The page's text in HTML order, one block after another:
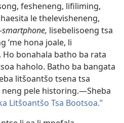
fesheneng, lifiliming,
le thelevisheneng,
smartphone, lisebelisoeng tsa
’me hona joale, li
bonahala batho ba rata
haholo. Batho ba bangata
litšoantšo tsena tsa
pele historing.—Sheba
Litšoantšo Tsa Bootsoa.”